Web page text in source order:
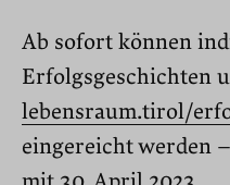
Ab sofort können
Erfolgsgeschichten
lebensraum.tirol/
eingereicht werden